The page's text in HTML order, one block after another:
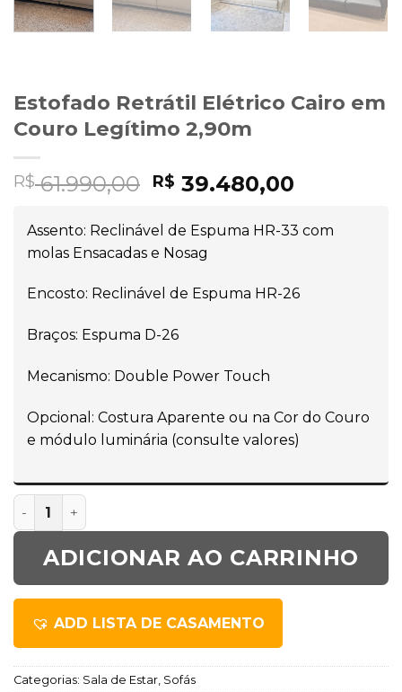
Estofado Retrátil Elétrico Cairo em
Couro Legítimo 2,90m
R$61.990,00 R$ 39.480,00
Assento: Reclinável de Espuma HR-33 com
molas Ensacadas e Nosag
Encosto: Reclinável de Espuma HR-26
Braços: Espuma D-26
Mecanismo: Double Power Touch
Opcional: Costura Aparente ou na Cor do Couro
e módulo luminária (consulte valores)
ADICIONAR AO CARRINHO
ADD LISTA DE CASAMENTO
Categorias: Sala de Estar, Sofás